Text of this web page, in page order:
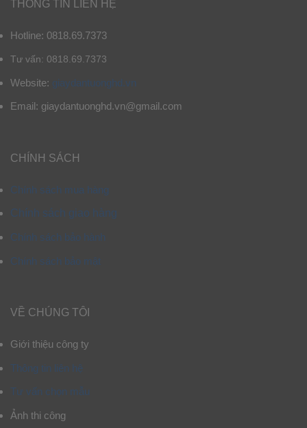
THÔNG TIN LIÊN HỆ
Hotline: 0818.69.7373
Tư vấn: 0818.69.7373
Website: giaydantuonghd.vn
Email: giaydantuonghd.vn@gmail.com
CHÍNH SÁCH
Chính sách mua hàng
Chính sách giao hàng
Chính sách bảo hành
Chính sách bảo mật
VỀ CHÚNG TÔI
Giới thiệu công ty
Thông tin liên hệ
Tư vấn chọn mẫu
Ảnh thi công